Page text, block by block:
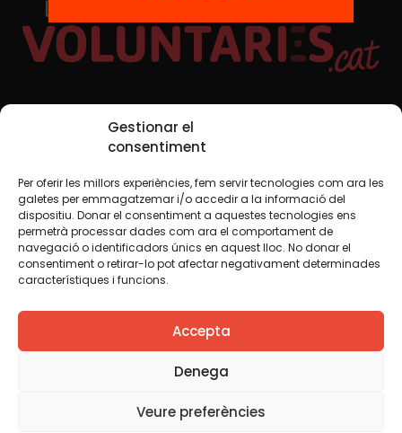
Gestionar el
consentiment
Per oferir les millors experiències, fem servir tecnologies com ara les
galetes per emmagatzemar i/o accedir a la informació del
dispositiu. Donar el consentiment a aquestes tecnologies ens
permetrà processar dades com ara el comportament de
navegació o identificadors únics en aquest lloc. No donar el
consentiment o retirar-lo pot afectar negativament determinades
característiques i funcions.
Accepta
Denega
Veure preferències
Xarxes Socials
TWT YTB IG FB IN
Avís legalPolítica de cookies
Creiem que el coneixement s’ha de compartir. Per això
fem servir una llicència Creative Commons, llevat que en
algun material indiquem el contrari. Us animem a copiar,
redistribuir, remesclar o transformar i crear els continguts
comercial. Només us demanem que reconegueu